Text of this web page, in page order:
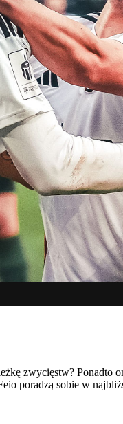
zwycięstw? Ponadto
poradzą sobie w